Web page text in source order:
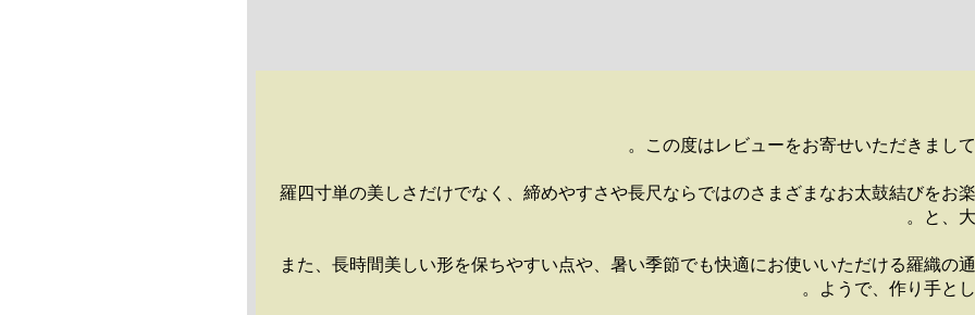
この度はレビューをお寄せいただきまして
羅四寸単の美しさだけでなく、締めやすさや長尺ならではのさまざまなお太鼓結びをお
と、
また、長時間美しい形を保ちやすい点や、暑い季節でも快適にお使いいただける羅織の
ようで、作り手と